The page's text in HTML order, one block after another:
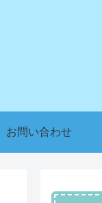
お問い合わせ